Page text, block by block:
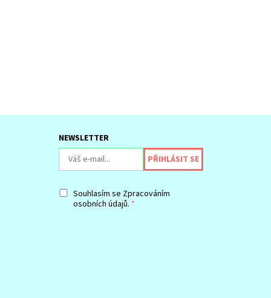
NEWSLETTER
Souhlasím se Zpracováním
osobních údajů.